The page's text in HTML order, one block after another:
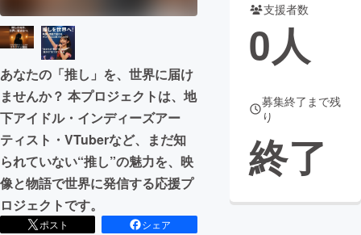
まちづくり・地域活性化
CAMPFIRE for Social Good
CAMPFIRE Creation
CAMPFIREふるさと納税machi-ya
あなたの「推し」を、世界に届け
ませんか？ 本プロジェクトは、地
下アイドル・インディーズアー
ティスト・VTuberなど、まだ知
られていない“推し”の魅力を、映
像と物語で世界に発信する応援プ
ロジェクトです。
ポスト
シェア
支援者数
0人
募集終了まで残
り
終了